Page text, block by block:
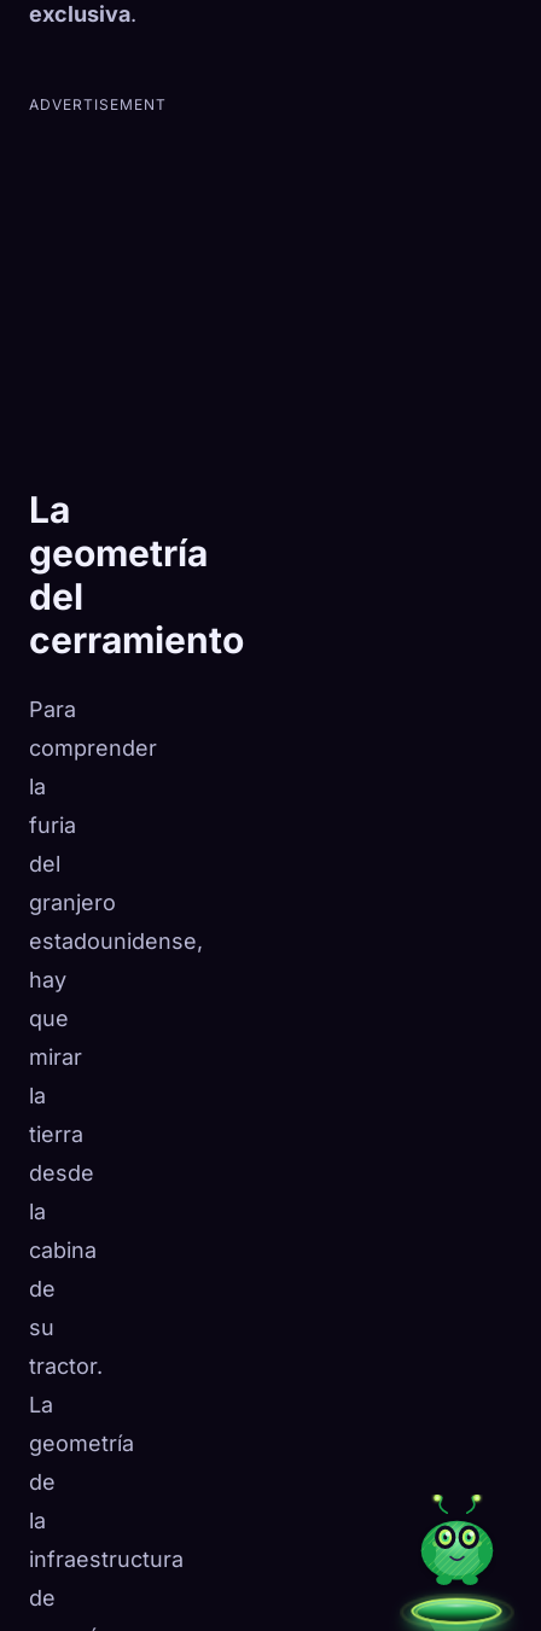
exclusiva.
ADVERTISEMENT
La
geometría
del
cerramiento
Para
comprender
la
furia
del
granjero
estadounidense,
hay
que
mirar
la
tierra
desde
la
cabina
de
su
tractor.
La
geometría
de
la
infraestructura
de